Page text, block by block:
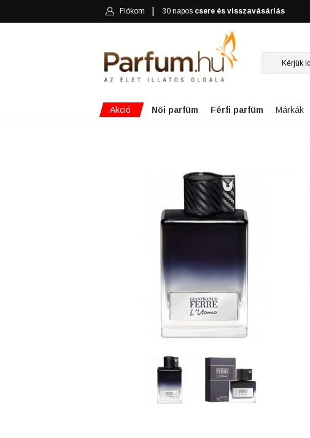
Fiókom 30 napos csere és visszavásárlás
Akció Női parfüm Férfi parfüm Márkák